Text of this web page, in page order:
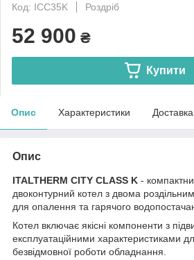
Код: ICC35K
Роздріб
52 900 ₴
Купити
Опис Характеристики Доставка
Опис
ITALTHERM CITY CLASS K -
двоконтурний котел з двома
для опалення та гарячого
Котел включає якісні компоненти з
експлуатаційними характеристиками
безвідмовної роботи обладнання.